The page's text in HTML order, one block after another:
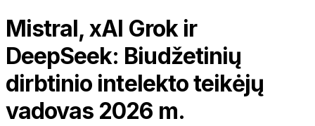
Mistral, xAI Grok ir
DeepSeek: Biudžetinių
dirbtinio intelekto teikėjų
vadovas 2026 m.